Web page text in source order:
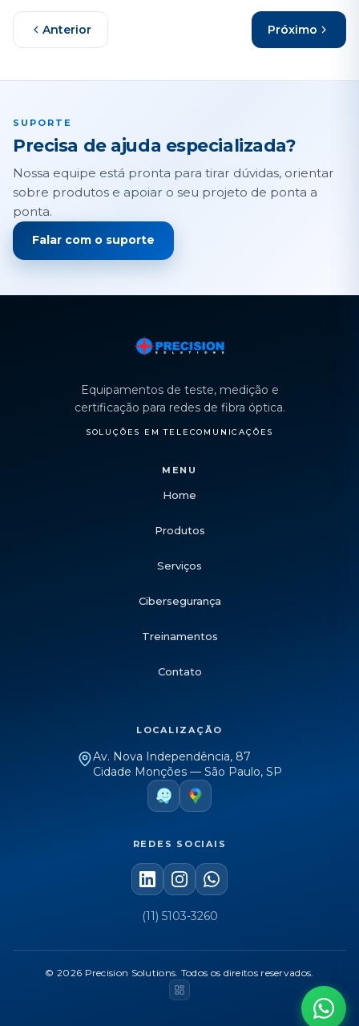
Anterior Próximo
SUPORTE
Precisa de ajuda especializada?
Nossa equipe está pronta para tirar dúvidas, orientar
sobre produtos e apoiar o seu projeto de ponta a
ponta.
Falar com o suporte
Equipamentos de teste, medição e
certificação para redes de fibra óptica.
SOLUÇÕES EM TELECOMUNICAÇÕES
MENU
Home
Produtos
Serviços
Cibersegurança
Treinamentos
Contato
LOCALIZAÇÃO
Av. Nova Independência, 87
Cidade Monções — São Paulo, SP
REDES SOCIAIS
(11) 5103-3260
© 2026 Precision Solutions. Todos os direitos reservados.